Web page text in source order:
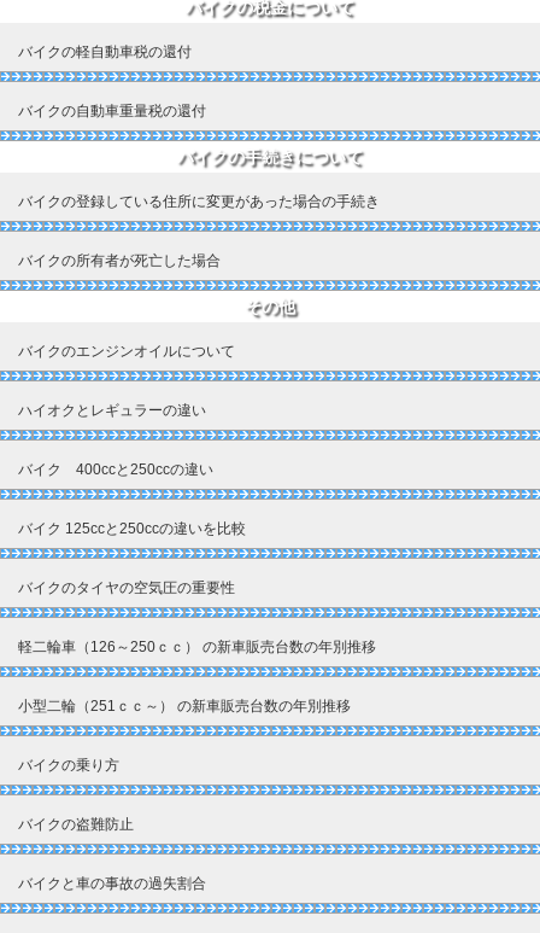
バイクの税金について
バイクの軽自動車税の還付
バイクの自動車重量税の還付
バイクの手続きについて
バイクの登録している住所に変更があった場合の手続き
バイクの所有者が死亡した場合
その他
バイクのエンジンオイルについて
ハイオクとレギュラーの違い
バイク 400ccと250ccの違い
バイク 125ccと250ccの違いを比較
バイクのタイヤの空気圧の重要性
軽二輪車（126～250ｃｃ） の新車販売台数の年別推移
小型二輪（251ｃｃ～） の新車販売台数の年別推移
バイクの乗り方
バイクの盗難防止
バイクと車の事故の過失割合